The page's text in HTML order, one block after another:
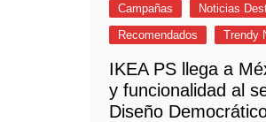
Campañas
Noticias
Recomendados
Trendy
IKEA PS llega a
y funcionalidad al
Diseño